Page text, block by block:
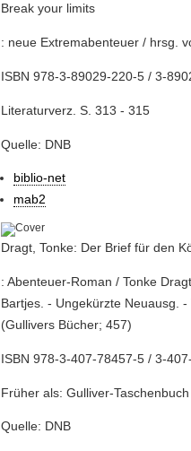
Break your limits
: neue Extremabenteuer / hrsg.
ISBN 978-3-89029-220-5 / 3-
Literaturverz. S. 313 - 315
Quelle: DNB
biblio-net
mab2
Dragt, Tonke: Der Brief für den
: Abenteuer-Roman / Tonke
Bartjes. - Ungekürzte Neuausg.
(Gullivers Bücher; 457)
ISBN 978-3-407-78457-5 / 3-
Früher als: Gulliver-
Quelle: DNB